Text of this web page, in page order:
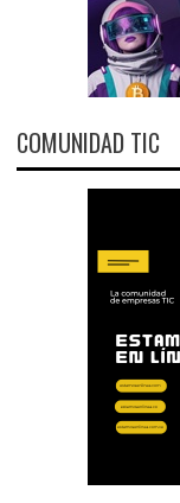
COMUNIDAD TIC